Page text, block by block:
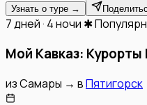
Узнать о туре →
7 дней · 4 ночи ✱
Мой Кавказ:
изСамары → вПятигорск